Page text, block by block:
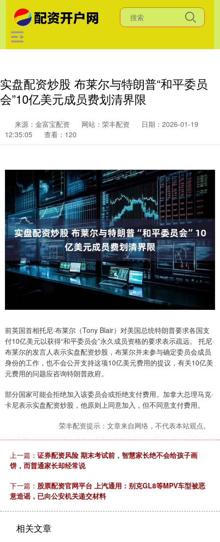
实盘配资炒股 布莱尔与特朗普“和平委员
会”10亿美元成员费划清界限
来源：金富宝配资 网站：荣丰配资
日期：2026-01-19
12:35:05
查看：120
前英国首相托尼·布莱尔（Tony Blair）对美国总统特朗普要求各国支
付10亿美元以获得“和平委员会”永久成员资格的要求表示疏远。 托尼·
布莱尔的发言人表示实盘配资炒股，布莱尔并未参与确定委员会成员
身份的工作，也不会公开支持这项10亿美元费用的提议，有关10亿美
元费用的问题应咨询特朗普政府。
部分国家可能会拒绝加入该委员会或拒绝支付费用。加拿大总理马克·
卡尼表示实盘配资炒股，他原则上同意加入，但不同意支付费用。
荣丰配资提示：文章来自网络，不代表本站观点。
上一篇： 证券配资风险 期末考试前，智慧家长绝不会给孩子画
饼，而普通家长却经常说
下一篇： 股票配资官网平台 上汽通用：别克GL8等MPV车型被恶
意造谣，已向公安机关递交材料
相关文章